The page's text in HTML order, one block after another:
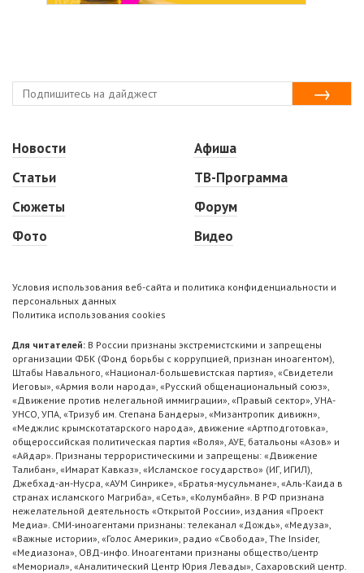
Новости
Статьи
Сюжеты
Фото
Афиша
ТВ-Программа
Форум
Видео
Условия использования веб-сайта и политика конфиденциальности и
персональных данных
Политика использования cookies
Для читателей: В России признаны экстремистскими и запрещены
организации ФБК (Фонд борьбы с коррупцией, признан иноагентом),
Штабы Навального, «Национал-большевистская партия», «Свидетели
Иеговы», «Армия воли народа», «Русский общенациональный союз»,
«Движение против нелегальной иммиграции», «Правый сектор», УНА-
УНСО, УПА, «Тризуб им. Степана Бандеры», «Мизантропик дивижн»,
«Меджлис крымскотатарского народа», движение «Артподготовка»,
общероссийская политическая партия «Воля», АУЕ, батальоны «Азов» и
«Айдар». Признаны террористическими и запрещены: «Движение
Талибан», «Имарат Кавказ», «Исламское государство» (ИГ, ИГИЛ),
Джебхад-ан-Нусра, «АУМ Синрике», «Братья-мусульмане», «Аль-Каида в
странах исламского Магриба», «Сеть», «Колумбайн». В РФ признана
нежелательной деятельность «Открытой России», издания «Проект
Медиа». СМИ-иноагентами признаны: телеканал «Дождь», «Медуза»,
«Важные истории», «Голос Америки», радио «Свобода», The Insider,
«Медиазона», ОВД-инфо. Иноагентами признаны общество/центр
«Мемориал», «Аналитический Центр Юрия Левады», Сахаровский центр.